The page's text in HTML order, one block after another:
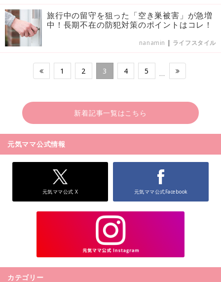
旅行中の留守を狙った「空き巣被害」が急増
中！長期不在の防犯対策のポイントはコレ！
nanamin | ライフスタイル
1 2 3 4 5 …
新着記事一覧はこちら
元気ママ公式情報
元気ママ公式 X 元気ママ公式Facebook
カテゴリー